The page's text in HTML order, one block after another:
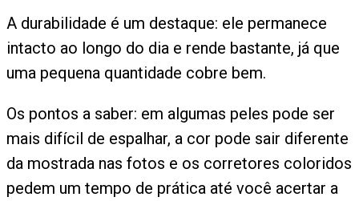
A durabilidade é um destaque: ele permanece
intacto ao longo do dia e rende bastante, já que
uma pequena quantidade cobre bem.
Os pontos a saber: em algumas peles pode ser
mais difícil de espalhar, a cor pode sair diferente
da mostrada nas fotos e os corretores coloridos
pedem um tempo de prática até você acertar a